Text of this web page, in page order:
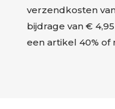
verzendkosten
bijdrage van €
een artikel 40%